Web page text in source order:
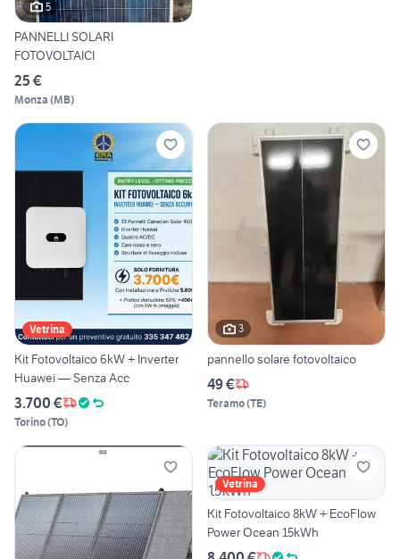
5
PANNELLI SOLARI
FOTOVOLTAICI
25 €
Monza (MB)
Vetrina
Kit Fotovoltaico 6kW + Inverter
Huawei — Senza Acc
3.700 €
Torino(TO)
3
pannello solare fotovoltaico
49 €
Teramo(TE)
Vetrina
Kit Fotovoltaico 8kW + EcoFlow
Power Ocean 15kWh